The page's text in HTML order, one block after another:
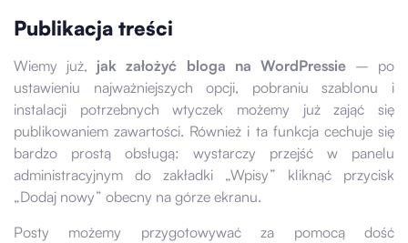
Publikacja treści
Wiemy już, jak założyć bloga na WordPressie– po
ustawieniu najważniejszych opcji, pobraniu szablonu i
instalacji potrzebnych wtyczek możemy już zająć się
publikowaniem zawartości. Również i ta funkcja cechuje się
bardzo prostą obsługą: wystarczy przejść w panelu
administracyjnym do zakładki „Wpisy” kliknąć przycisk
„Dodaj nowy” obecny na górze ekranu.
Posty możemy przygotowywać za pomocą dość